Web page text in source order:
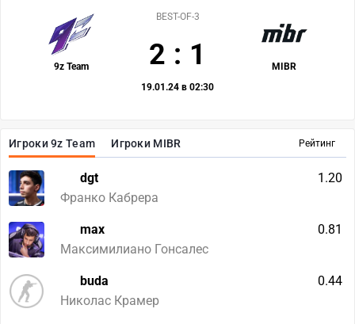
Рейтинг
Игроки 9z Team Игроки MIBR
dgt
Франко Кабрера
1.20
max
Максимилиано Гонсалес
0.81
buda
Николас Крамер
0.44
9z Team MIBR
BEST-OF-3
2 : 1
19.01.24 в 02:30